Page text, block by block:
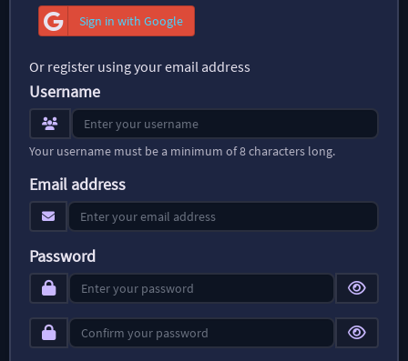
Sign in with Google
Or register using your email address
Username
Your username must be a minimum of 8 characters long.
Email address
Password